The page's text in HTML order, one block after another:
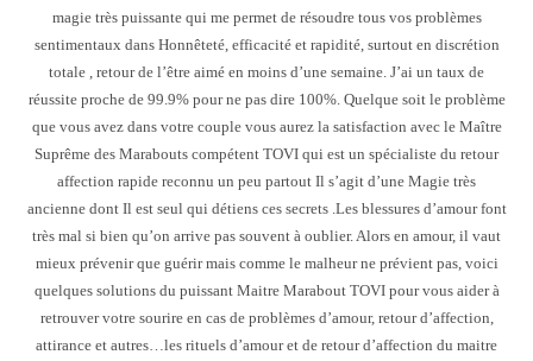
magie très puissante qui me permet de résoudre tous vos problèmes
sentimentaux dans Honnêteté, efficacité et rapidité, surtout en discrétion
totale , retour de l’être aimé en moins d’une semaine. J’ai un taux de
réussite proche de 99.9% pour ne pas dire 100%. Quelque soit le problème
que vous avez dans votre couple vous aurez la satisfaction avec le Maître
Suprême des Marabouts compétent TOVI qui est un spécialiste du retour
affection rapide reconnu un peu partout Il s’agit d’une Magie très
ancienne dont Il est seul qui détiens ces secrets .Les blessures d’amour font
très mal si bien qu’on arrive pas souvent à oublier. Alors en amour, il vaut
mieux prévenir que guérir mais comme le malheur ne prévient pas, voici
quelques solutions du puissant Maitre Marabout TOVI pour vous aider à
retrouver votre sourire en cas de problèmes d’amour, retour d’affection,
attirance et autres…les rituels d’amour et de retour d’affection du maitre